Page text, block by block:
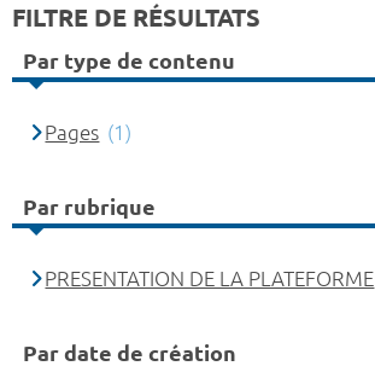
FILTRE DE RÉSULTATS
Par type de contenu
Pages (1)
Par rubrique
PRESENTATION DE LA PLATEFORME
Par date de création